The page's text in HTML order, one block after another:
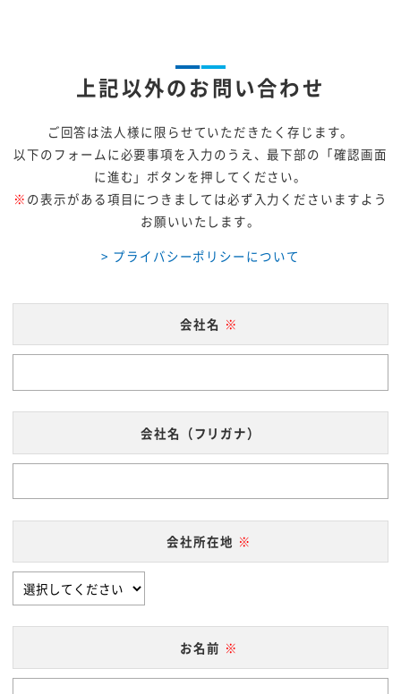
上記以外のお問い合わせ
ご回答は法人様に限らせていただきたく存じます。
以下のフォームに必要事項を入力のうえ、最下部の「確認画面
に進む」ボタンを押してください。
※ の表示がある項目につきましては必ず入力くださいますよう
お願いいたします。
> プライバシーポリシーについて
会社名
会社名（フリガナ）
会社所在地
お名前